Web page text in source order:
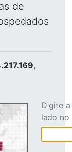
de
,
Digite
lado no